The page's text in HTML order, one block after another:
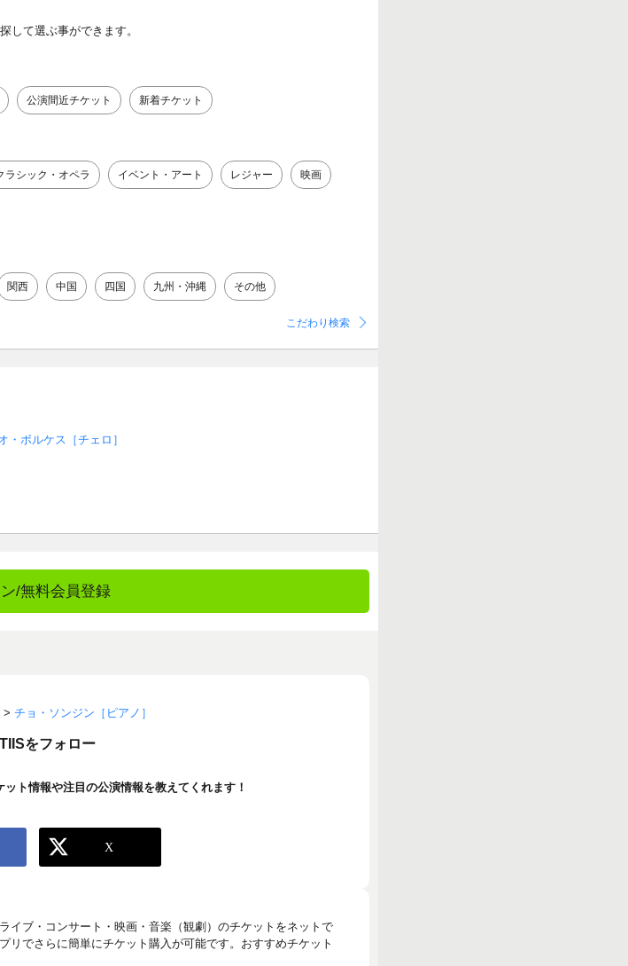
して選ぶ事ができます。
公演間近チケット 新着チケット
ラシック・オペラ イベント・アート レジャー 映画
関西 中国 四国 九州・沖縄 その他
こだわり検索
ボルケス［チェロ］
/無料会員登録
> チョ・ソンジン［ピアノ］
をフォロー
ット情報や注目の公演情報を教えてくれます！
イブ・コンサート・映画・音楽（観劇）のチケットをネットで
リでさらに簡単にチケット購入が可能です。おすすめチケット